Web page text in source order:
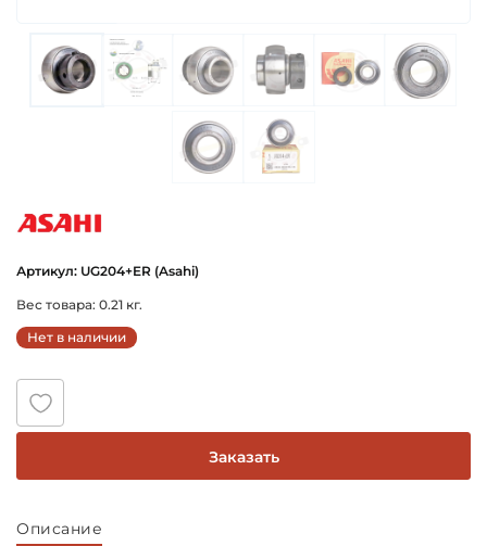
Артикул: UG204+ER (Asahi)
Вес товара: 0.21 кг.
Нет в наличии
Заказать
Описание